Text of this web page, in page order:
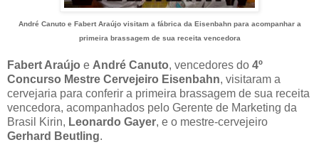
André Canuto e Fabert Araújo visitam a fábrica da Eisenbahn para acompanhar a
primeira brassagem de sua receita vencedora
Fabert Araújo e André Canuto, vencedores do 4º
Concurso Mestre Cervejeiro Eisenbahn, visitaram a
cervejaria para conferir a primeira brassagem de sua receita
vencedora, acompanhados pelo Gerente de Marketing da
Brasil Kirin, Leonardo Gayer, e o mestre-cervejeiro
Gerhard Beutling.